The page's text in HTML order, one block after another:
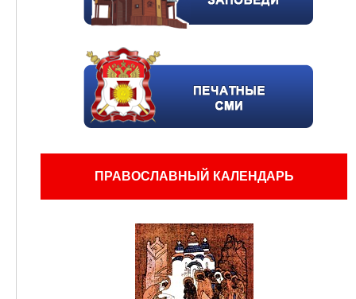
ПРАВОСЛАВНЫЙ КАЛЕНДАРЬ